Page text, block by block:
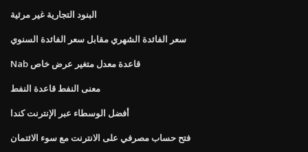
البنود التجارية غير مرئية
سعر الفائدة الشهري مقابل سعر الفائدة السنوي
Nab قاعدة معدل متغير عرض خاص
معنى النفط قاعدة النفط
أفضل الوسطاء عبر الإنترنت كندا
فتح حساب مصرفي على الانترنت مع سوء الائتمان